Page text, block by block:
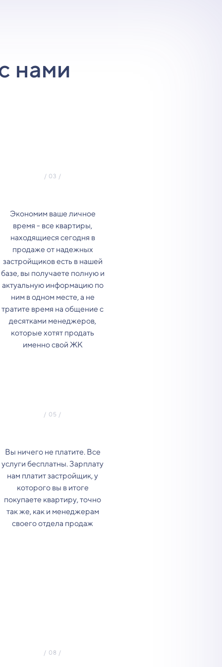
нами
Экономим ваше личное
время - все квартиры,
находящиеся сегодня в
продаже от надежных
застройщиков есть в нашей
базе, вы получаете полную и
актуальную информацию по
ним в одном месте, а не
тратите время на общение с
десятками менеджеров,
которые хотят продать
именно свой ЖК
Вы ничего не платите. Все
услуги бесплатны. Зарплату
нам платит застройщик, у
которого вы в итоге
покупаете квартиру, точно
так же, как и менеджерам
своего отдела продаж